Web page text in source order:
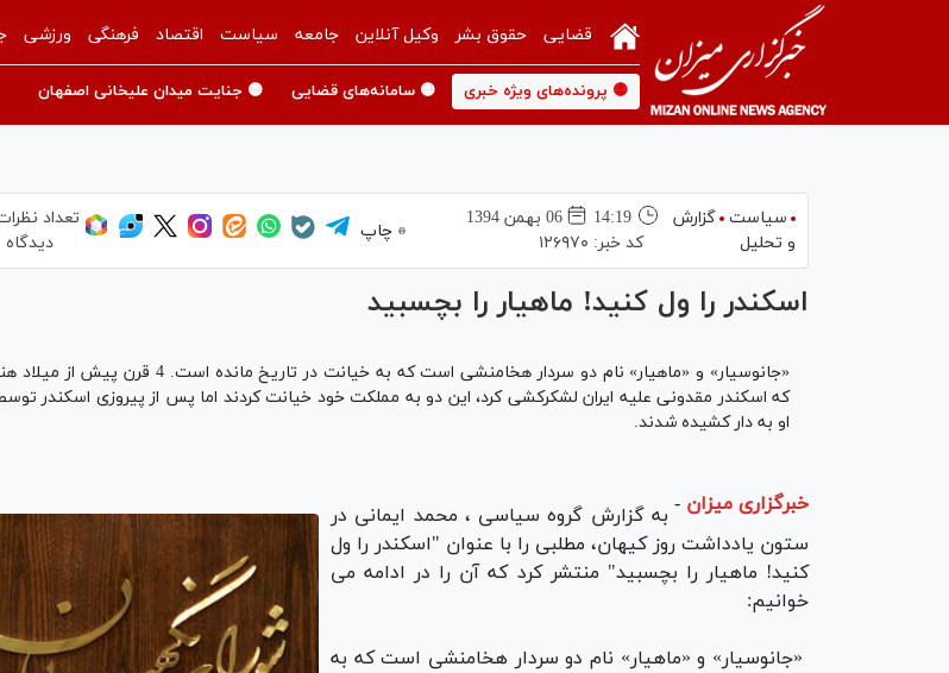
قضایی حقوق بشر وکیل آنلاین جامعه سیاست اقتصاد فرهنگی ورزشی
🟡 پرونده‌های ویژه خبری 🟡 سامانه‌های قضایی 🟡 جنایت میدان علیخانی اصفهان
سیاست گزارش
و تحلیل
14:19
06 بهمن 1394
کد خبر: ۱۲۶۹۷۰
چاپ
تعداد
دیدگاه
اسکندر را ول کنید! ماهیار را بچسبید
«جانوسیار» و «ماهیار» نام دو سردار هخامنشی است که به خیانت در تاریخ مانده است. 4
که اسکندر مقدونی علیه ایران لشکرکشی کرد، این دو به مملکت خود خیانت کردند اما پس از پیروزی اسکندر
او به دار کشیده شدند.
خبرگزاری میزان - به گزارش گروه سیاسی ، محمد ایمانی در
ستون یادداشت روز کیهان، مطلبی را با عنوان "اسکندر را ول
کنید! ماهیار را بچسبید" منتشر کرد که آن را در ادامه می
خوانیم:
«جانوسیار» و «ماهیار» نام دو سردار هخامنشی است که به